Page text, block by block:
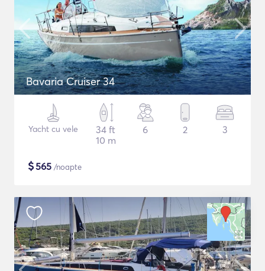
Bavaria Cruiser 34
Yacht cu vele
34 ft
10 m
6 2 3
$565 /noapte